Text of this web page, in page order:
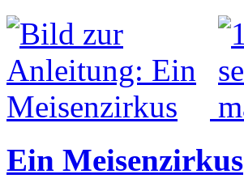
Ein Meisenzirkus